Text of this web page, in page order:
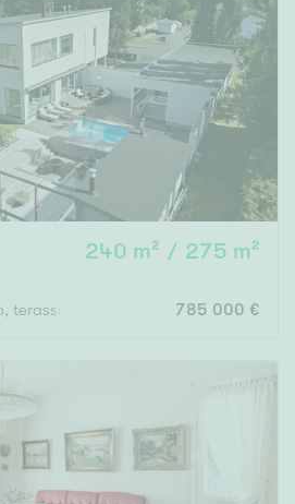
240 m² / 275 m²
terassi + autotalli 785 000 €